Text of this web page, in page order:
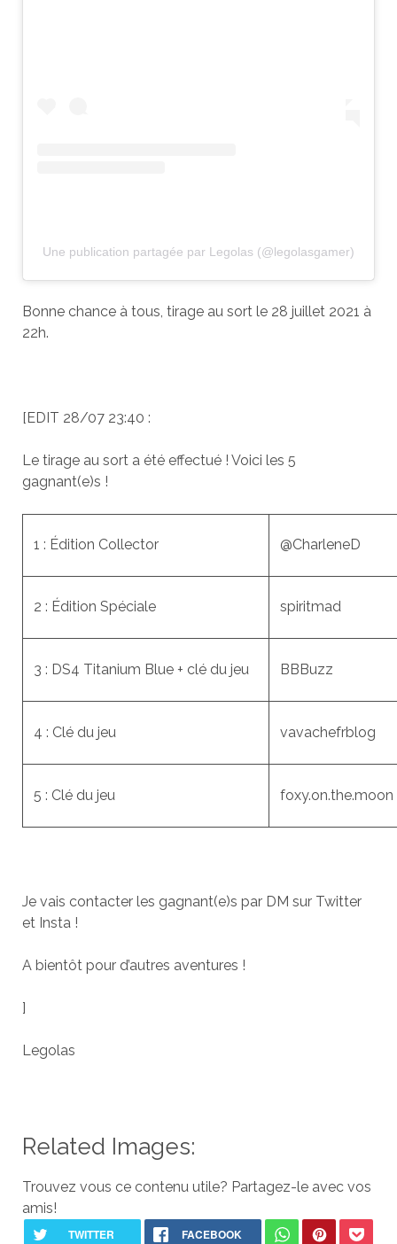
Une publication partagée par Legolas (@legolasgamer)
Bonne chance à tous, tirage au sort le 28 juillet 2021 à
22h.
[EDIT 28/07 23:40 :
Le tirage au sort a été effectué ! Voici les 5
gagnant(e)s !
1 : Édition Collector @CharleneD
2 : Édition Spéciale spiritmad
3 : DS4 Titanium Blue + clé du jeu BBBuzz
4 : Clé du jeu vavachefrblog
5 : Clé du jeu foxy.on.the.moon
Je vais contacter les gagnant(e)s par DM sur Twitter
et Insta !
A bientôt pour d’autres aventures !
]
Legolas
Related Images:
Trouvez vous ce contenu utile? Partagez-le avec vos
amis!